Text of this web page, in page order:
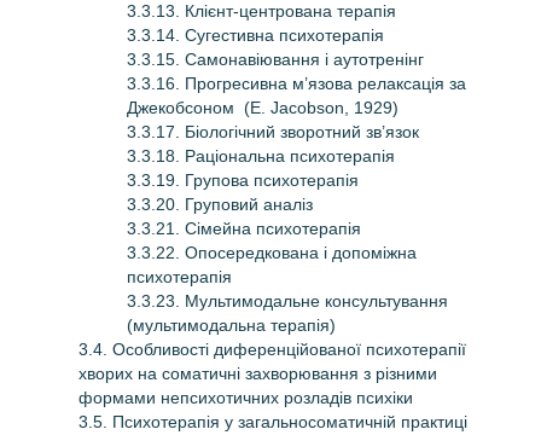
3.3.13. Клієнт-центрована терапія
3.3.14. Сугестивна психотерапія
3.3.15. Самонавіювання і аутотренінг
3.3.16. Прогресивна м’язова релаксація за
Джекобсоном (Е. Jacobson, 1929)
3.3.17. Біологічний зворотний зв’язок
3.3.18. Раціональна психотерапія
3.3.19. Групова психотерапія
3.3.20. Груповий аналіз
3.3.21. Сімейна психотерапія
3.3.22. Опосередкована і допоміжна
психотерапія
3.3.23. Мультимодальне консультування
(мультимодальна терапія)
3.4. Особливості диференційованої психотерапії
хворих на соматичні захворювання з різними
формами непсихотичних розладів психіки
3.5. Психотерапія у загальносоматичній практиці